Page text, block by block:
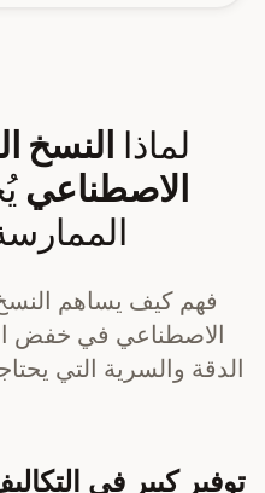
لماذا النسخ
الاصطناعي
فهم كيف يساهم النسخ
الاصطناعي في خفض
الدقة والسرية التي
توفير كبير في